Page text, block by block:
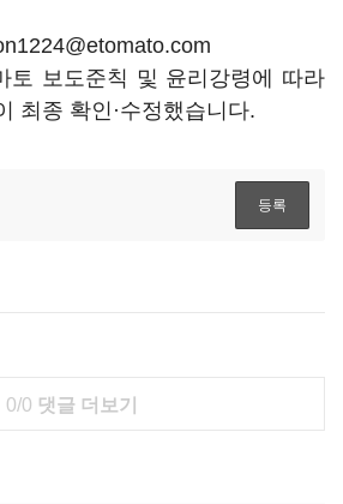
토 보도준칙 및 윤리강령에 따라
최종 확인·수정했습니다.
0/0 댓글 더보기